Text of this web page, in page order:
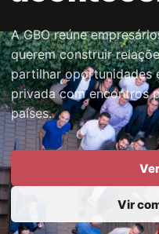
A GBO reúne
querem construir
partilhar oportunidades
privada com encontros
países.
Vir